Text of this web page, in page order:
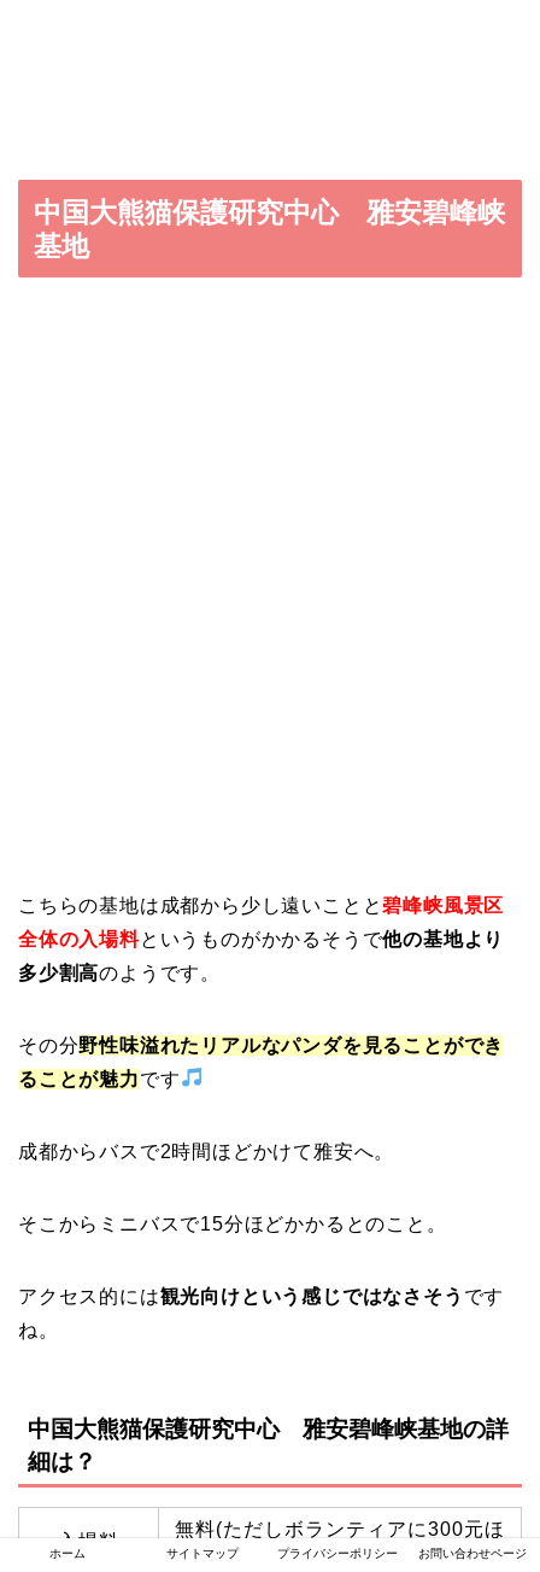
中国大熊猫保護研究中心 雅安碧峰峡
基地
こちらの基地は成都から少し遠いことと碧峰峡風景区
全体の入場料というものがかかるそうで他の基地より
多少割高のようです。
その分野性味溢れたリアルなパンダを見ることができ
ることが魅力です
成都からバスで2時間ほどかけて雅安へ。
そこからミニバスで15分ほどかかるとのこと。
アクセス的には観光向けという感じではなさそう です
ね。
中国大熊猫保護研究中心 雅安碧峰峡基地の詳
細は？
入場料
無料(ただしボランティアに300元ほ
どかかるとのこと)日本円で4,833円
ホーム サイトマップ プライバシーポリシー お問い合わせページ